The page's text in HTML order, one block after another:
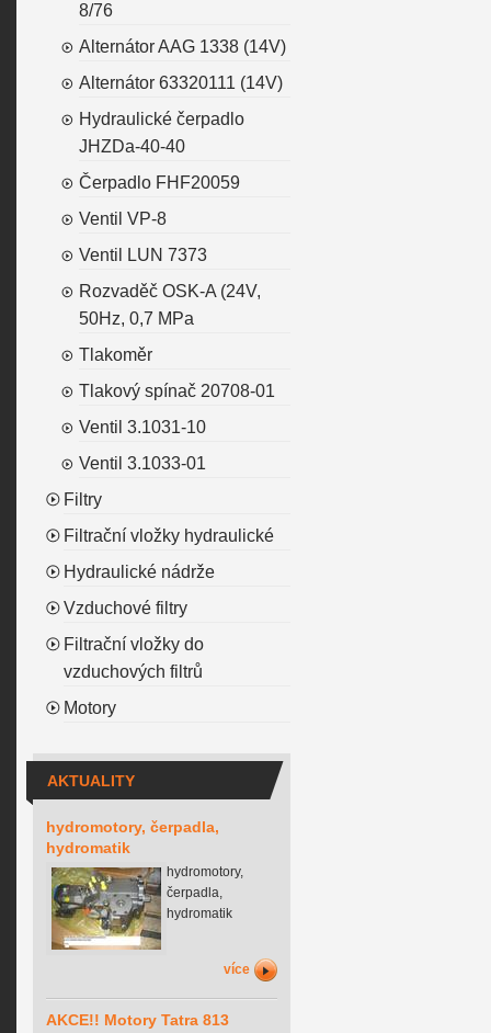
8/76
Alternátor AAG 1338 (14V)
Alternátor 63320111 (14V)
Hydraulické čerpadlo
JHZDa-40-40
Čerpadlo FHF20059
Ventil VP-8
Ventil LUN 7373
Rozvaděč OSK-A (24V,
50Hz, 0,7 MPa
Tlakoměr
Tlakový spínač 20708-01
Ventil 3.1031-10
Ventil 3.1033-01
Filtry
Filtrační vložky hydraulické
Hydraulické nádrže
Vzduchové filtry
Filtrační vložky do
vzduchových filtrů
Motory
AKTUALITY
hydromotory, čerpadla,
hydromatik
hydromotory,
čerpadla,
hydromatik
více
AKCE!! Motory Tatra 813